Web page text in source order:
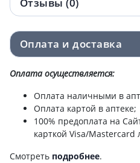
Зеленая аптека крем д/рук
Зеленая аптека крем д/рук и
Зеленая аптека крем д/рук
100мл
Зеленая аптека крем д/рук и
Оплата и доставка
Оплата осуществляется:
Оплата наличными в
Оплата картой в аптеке;
100% предоплата на
карткой Visa/Mastercard
Смотреть подробнее.